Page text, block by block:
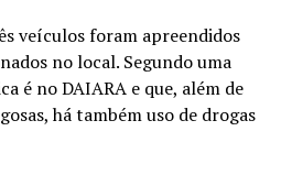
veículos foram apreendidos
no local. Segundo uma
é no DAIARA e que, além de
há também uso de drogas